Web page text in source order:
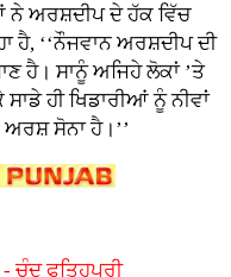
ਨੇ ਅਰਸ਼ਦੀਪ ਦੇ ਹੱਕ ਵਿੱਚ
ਹੈ, ‘‘ਨੌਜਵਾਨ ਅਰਸ਼ਦੀਪ ਦੀ
ਹੈ। ਸਾਨੂੰ ਅਜਿਹੇ ਲੋਕਾਂ ’ਤੇ
ਹੀ ਖਿਡਾਰੀਆਂ ਨੂੰ ਨੀਵਾਂ
ਸੋਨਾ ਹੈ।’’
- ਚੰਦ ਫਤਿਹਪੁਰੀ